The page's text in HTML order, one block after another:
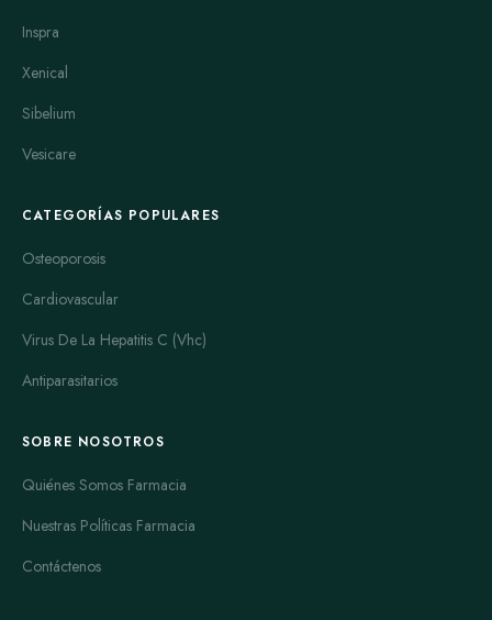
Inspra
Xenical
Sibelium
Vesicare
CATEGORÍAS POPULARES
Osteoporosis
Cardiovascular
Virus De La Hepatitis C (Vhc)
Antiparasitarios
SOBRE NOSOTROS
Quiénes Somos Farmacia
Nuestras Políticas Farmacia
Contáctenos